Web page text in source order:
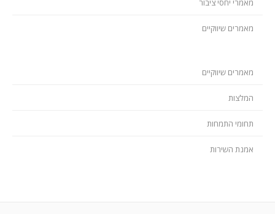
מאמרי יחסי ציבור
מאמרים שיווקיים
מאמרים שיווקיים
המלצות
תחומי התמחות
אמנת השירות